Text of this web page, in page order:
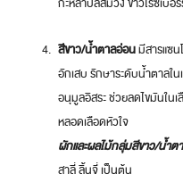
กะหล่ำปลีสีม่วง ข้าวไรซ์เบ
สีขาว/น้ำตาลอ่อนมีสารแซ
อักเสบ รักษาระดับน้ำตาล
อนุมูลอิสระ ช่วยลดไขมันใน
หลอดเลือดหัวใจ
ผักและผลไม้กลุ่มสีขาว/น้ำต
สาลี่ ลิ้นจี่ เป็นต้น